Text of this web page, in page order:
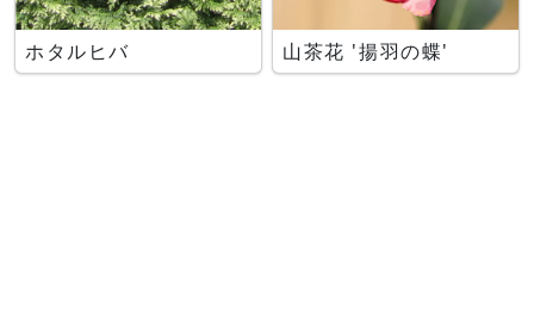
ホタルヒバ 山茶花 '揚羽の蝶'